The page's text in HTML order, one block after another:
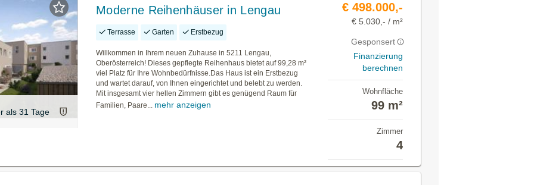
als 31 Tage
Moderne Reihenhäuser in Lengau
Terrasse Garten Erstbezug
Willkommen in Ihrem neuen Zuhause in 5211 Lengau,
Oberösterreich! Dieses gepflegte Reihenhaus bietet auf 99,28 m²
viel Platz für Ihre Wohnbedürfnisse.Das Haus ist ein Erstbezug
und wartet darauf, von Ihnen eingerichtet und belebt zu werden.
Mit insgesamt vier hellen Zimmern gibt es genügend Raum für
Familien, Paare... mehr anzeigen
€ 498.000,-
€ 5.030,- / m²
Gesponsert
Finanzierung
berechnen
Wohnfläche
99 m²
Zimmer
4